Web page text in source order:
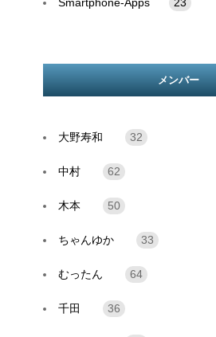
Smartphone-Apps 23
メンバー
大野寿和 32
中村 62
木本 50
ちゃんゆか 33
むったん 64
千田 36